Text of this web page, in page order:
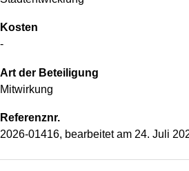
Kosten
-
Art der Beteiligung
Mitwirkung
Referenznr.
2026-01416, bearbeitet am 24. Juli